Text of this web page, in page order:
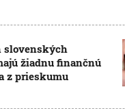
slovenských
žiadnu finančnú
z prieskumu